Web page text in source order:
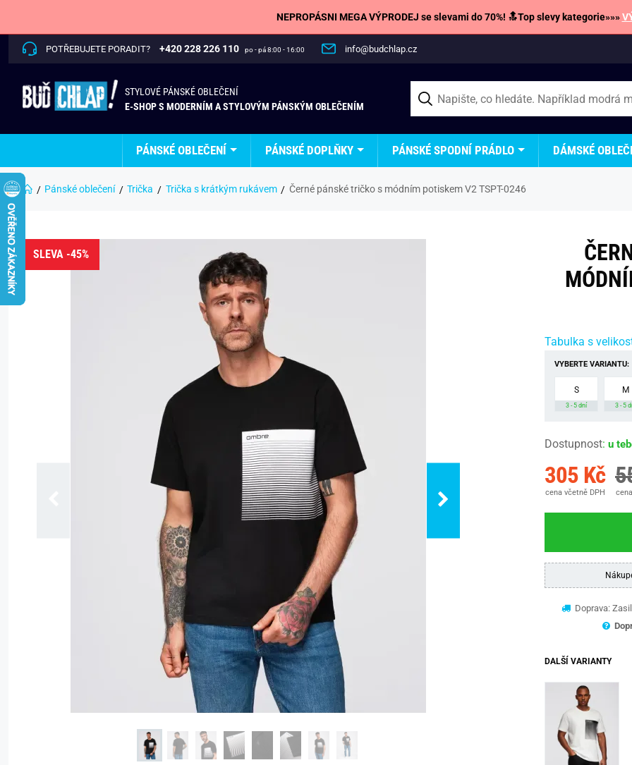
NEPROPÁSNI MEGA VÝPRODEJ se slevami do 70%! 🔝Top slevy kategorie»»»
POTŘEBUJETE PORADIT? +420 228 226 110 po - pá 8:00 - 16:00 info@budchlap.cz
STYLOVÉ PÁNSKÉ OBLEČENÍ
E-SHOP S MODERNÍM A STYLOVÝM PÁNSKÝM OBLEČENÍM
PÁNSKÉ OBLEČENÍ PÁNSKÉ DOPLŇKY PÁNSKÉ SPODNÍ PRÁDLO DÁMSKÉ
Pánské oblečení Trička Trička s krátkým rukávem Černé pánské tričko s módním potiskem V2 TSPT-0246
SLEVA -45%
Tabulka s
VYBERTE VARIANTU:
S
3 - 5 dní
M
3 - 5
Dostupnost: u
305 Kč
cena včetně DPH
Doprava:
DALŠÍ VARIANTY